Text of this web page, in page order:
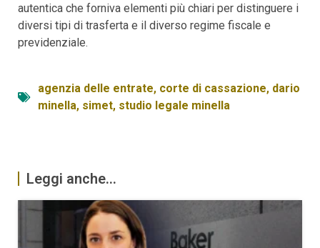
autentica che forniva elementi più chiari per distinguere i
diversi tipi di trasferta e il diverso regime fiscale e
previdenziale.
agenzia delle entrate, corte di cassazione, dario
minella, simet, studio legale minella
Leggi anche...